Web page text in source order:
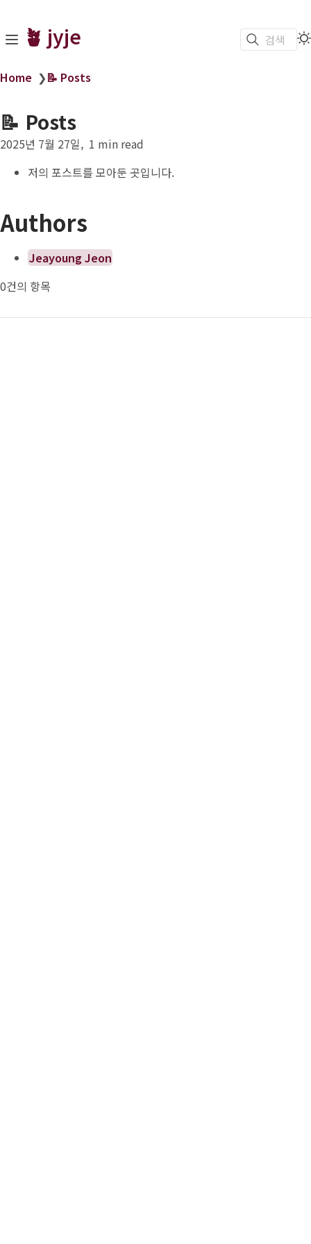
🪴 jyje 검색
Home ❯📝 Posts
📝 Posts
2025년 7월 27일
1 min read
저의 포스트를 모아둔 곳입니다.
Authors
Jeayoung Jeon
0건의 항목